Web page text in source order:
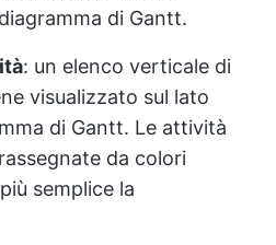
di Gantt.
: un elenco verticale di
visualizzato sul lato
di Gantt. Le attività
da colori
semplice la